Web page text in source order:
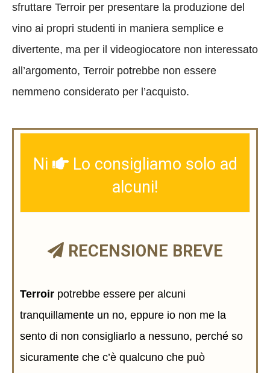
sfruttare Terroir per presentare la produzione del
vino ai propri studenti in maniera semplice e
divertente, ma per il videogiocatore non interessato
all’argomento, Terroir potrebbe non essere
nemmeno considerato per l’acquisto.
Ni
Lo consigliamo solo ad
alcuni!
RECENSIONE BREVE
Terroir potrebbe essere per alcuni
tranquillamente un no, eppure io non me la
sento di non consigliarlo a nessuno, perché so
sicuramente che c’è qualcuno che può